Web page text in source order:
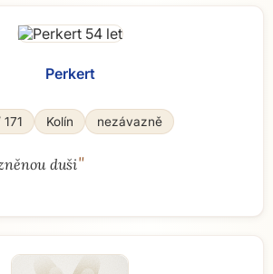
Perkert
Kolín nezávazně
duši"